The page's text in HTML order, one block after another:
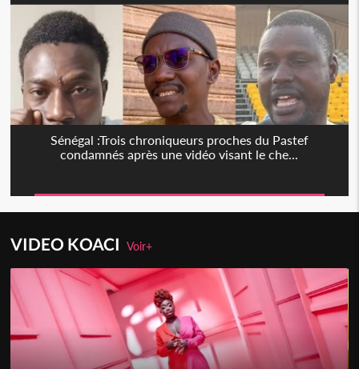
Sénégal :Trois chroniqueurs proches du Pastef
condamnés après une vidéo visant le che...
VIDEO KOACIVoir+